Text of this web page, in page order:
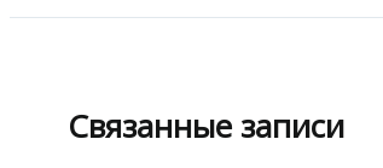
Связанные записи